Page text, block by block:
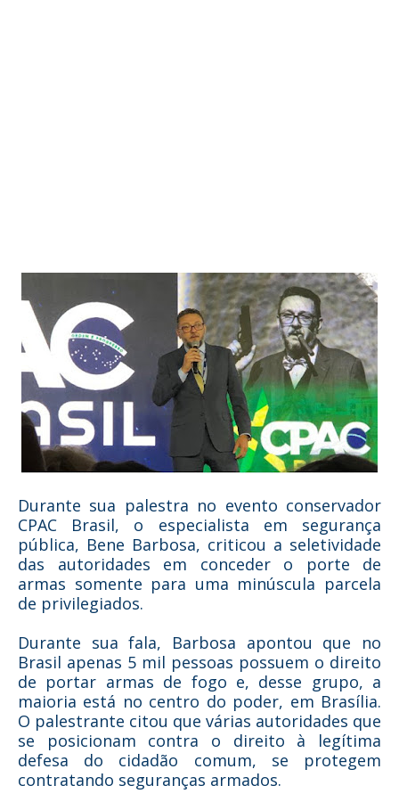
Durante sua palestra no evento conservador
CPAC Brasil, o especialista em segurança
pública, Bene Barbosa, criticou a seletividade
das autoridades em conceder o porte de
armas somente para uma minúscula parcela
de privilegiados.
Durante sua fala, Barbosa apontou que no
Brasil apenas 5 mil pessoas possuem o direito
de portar armas de fogo e, desse grupo, a
maioria está no centro do poder, em Brasília.
O palestrante citou que várias autoridades que
se posicionam contra o direito à legítima
defesa do cidadão comum, se protegem
contratando seguranças armados.